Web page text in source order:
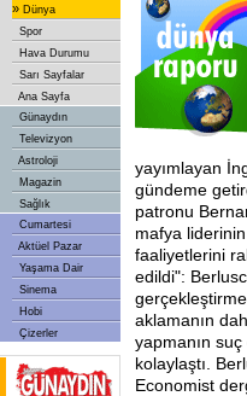
» Dünya
Spor
Hava Durumu
Sarı Sayfalar
Ana Sayfa
Günaydın
Televizyon
Astroloji
Magazin
Sağlık
Cumartesi
Aktüel Pazar
Yaşama Dair
Sinema
Hobi
Çizerler
yayımlayan
gündeme
patronu
mafya liderinin
faaliyetlerini
edildi":
aklamanın
yapmanın
kolaylaştı.
Economist